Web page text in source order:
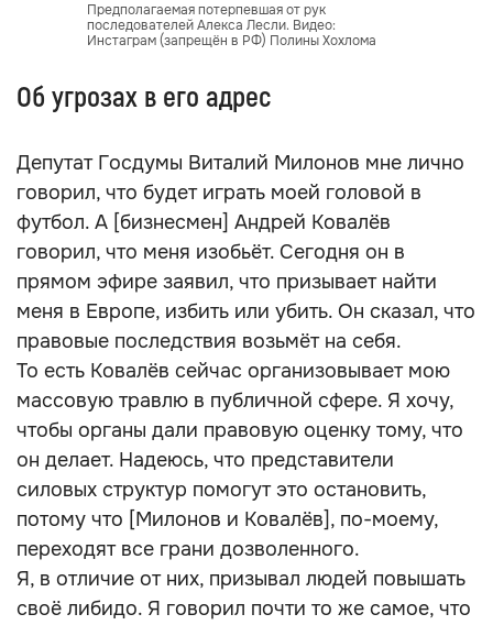
Предполагаемая потерпевшая от рук
последователей Алекса Лесли. Видео:
Инстаграм (запрещён в РФ) Полины Хохлома
Об угрозах в его адрес
Депутат Госдумы Виталий Милонов мне лично
говорил, что будет играть моей головой в
футбол. А [бизнесмен] Андрей Ковалёв
говорил, что меня изобьёт. Сегодня он в
прямом эфире заявил, что призывает найти
меня в Европе, избить или убить. Он сказал, что
правовые последствия возьмёт на себя.
То есть Ковалёв сейчас организовывает мою
массовую травлю в публичной сфере. Я хочу,
чтобы органы дали правовую оценку тому, что
он делает. Надеюсь, что представители
силовых структур помогут это остановить,
потому что [Милонов и Ковалёв], по-моему,
переходят все грани дозволенного.
Я, в отличие от них, призывал людей повышать
своё либидо. Я говорил почти то же самое, что